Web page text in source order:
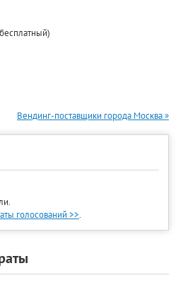
Вендинг-поставщики города Москва »
голосований >>.